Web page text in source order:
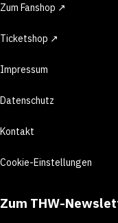
Zum Fanshop ↗
Ticketshop ↗
Impressum
Datenschutz
Kontakt
Cookie-Einstellungen
Zum THW-